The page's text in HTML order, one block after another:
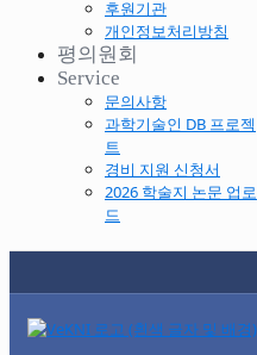
후원기관
개인정보처리방침
평의원회
Service
문의사항
과학기술인 DB 프로젝
트
경비 지원 신청서
2026 학술지 논문 업로
드